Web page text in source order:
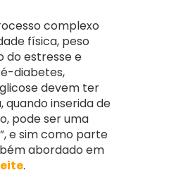
complexo
física, peso
do estresse e
diabetes,
devem ter
quando inserida de
pode ser uma
e sim como parte
abordado em
.